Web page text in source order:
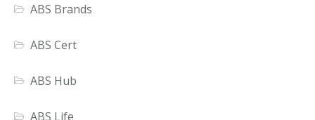
ABS Brands
ABS Cert
ABS Hub
ABS Life